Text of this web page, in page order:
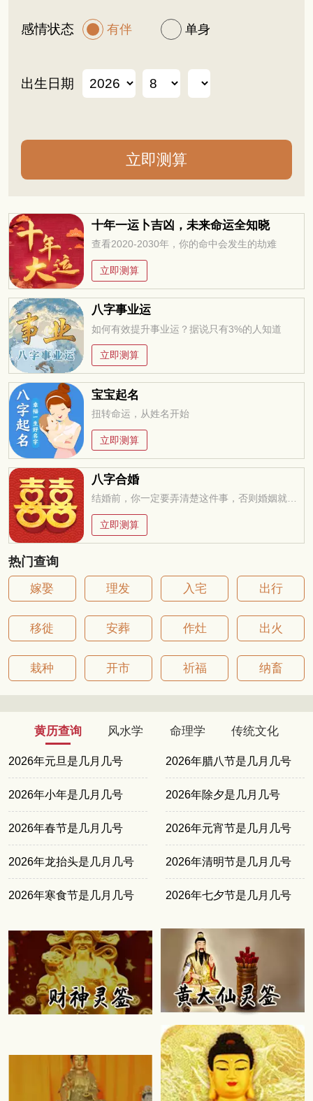
感情状态 有伴 单身
出生日期
十年一运卜吉凶，未来命运全知晓
查看2020-2030年，你的命中会发生的劫难
立即测算
八字事业运
如何有效提升事业运？据说只有3%的人知道
立即测算
宝宝起名
扭转命运，从姓名开始
立即测算
八字合婚
结婚前，你一定要弄清楚这件事，否则婚姻就是你的坟墓
立即测算
热门查询
嫁娶 理发 入宅 出行
移徙 安葬 作灶 出火
栽种 开市 祈福 纳畜
黄历查询 风水学 命理学 传统文化
2026年元旦是几月几号 2026年腊八节是几月几号
2026年小年是几月几号 2026年除夕是几月几号
2026年春节是几月几号 2026年元宵节是几月几号
2026年龙抬头是几月几号 2026年清明节是几月几号
2026年寒食节是几月几号 2026年七夕节是几月几号